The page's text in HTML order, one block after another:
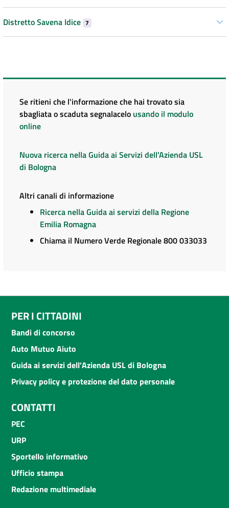
Distretto Savena Idice 7
Se ritieni che l'informazione che hai trovato sia
sbagliata o scaduta segnalacelo usando il modulo
online
Nuova ricerca nella Guida ai Servizi dell'Azienda USL
di Bologna
Altri canali di informazione
Ricerca nella Guida ai servizi della Regione
Emilia Romagna
Chiama il Numero Verde Regionale 800 033033
PER I CITTADINI
Bandi di concorso
Auto Mutuo Aiuto
Guida ai servizi dell'Azienda USL di Bologna
Privacy policy e protezione del dato personale
CONTATTI
PEC
URP
Sportello informativo
Ufficio stampa
Redazione multimediale